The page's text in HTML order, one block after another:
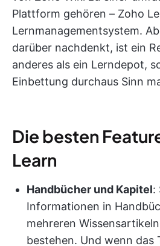
Plattform gehören – Zoho
Lernmanagementsystem.
darüber nachdenkt, ist ein
anderes als ein Lerndepot,
Einbettung durchaus Sinn
Die besten
Learn
Handbücher und Kapitel:
Informationen in
mehreren
bestehen. Und wenn das